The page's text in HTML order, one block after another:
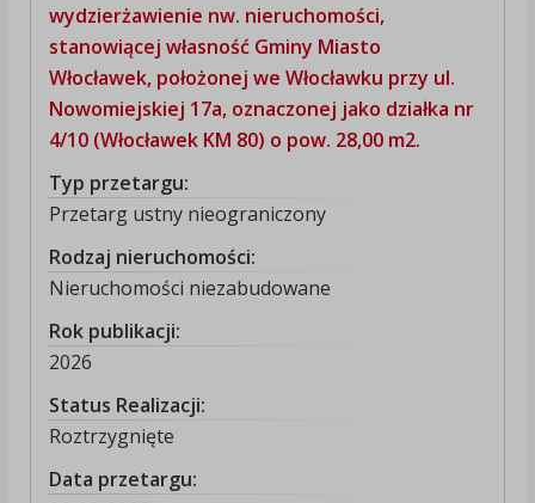
wydzierżawienie nw. nieruchomości,
stanowiącej własność Gminy Miasto
Włocławek, położonej we Włocławku przy ul.
Nowomiejskiej 17a, oznaczonej jako działka nr
4/10 (Włocławek KM 80) o pow. 28,00 m2.
Typ przetargu:
Przetarg ustny nieograniczony
Rodzaj nieruchomości:
Nieruchomości niezabudowane
Rok publikacji:
2026
Status Realizacji:
Roztrzygnięte
Data przetargu: